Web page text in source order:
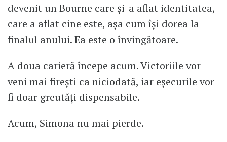
devenit un Bourne care și-a aflat identitatea,
care a aflat cine este, așa cum își dorea la
finalul anului. Ea este o învingătoare.
A doua carieră începe acum. Victoriile vor
veni mai firești ca niciodată, iar eșecurile vor
fi doar greutăți dispensabile.
Acum, Simona nu mai pierde.